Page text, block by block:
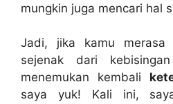
mungkin juga mencari hal
Jadi, jika kamu
sejenak dari
menemukan kembali
saya yuk! Kali ini,